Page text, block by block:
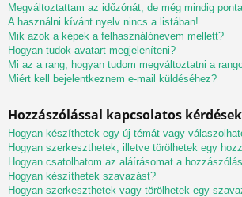
Megváltoztattam az időzónát, de még mindig
A használni kívánt nyelv nincs a listában!
Mik azok a képek a felhasználónevem mellett?
Hogyan tudok avatart megjeleníteni?
Mi az a rang, hogyan tudom megváltoztatni a
Miért kell bejelentkeznem e-mail küldéséhez?
Hozzászólással kapcsolatos kérdések
Hogyan készíthetek egy új témát vagy
Hogyan szerkeszthetek, illetve törölhetek egy
Hogyan csatolhatom az aláírásomat a
Hogyan készíthetek szavazást?
Hogyan szerkeszthetek vagy törölhetek egy